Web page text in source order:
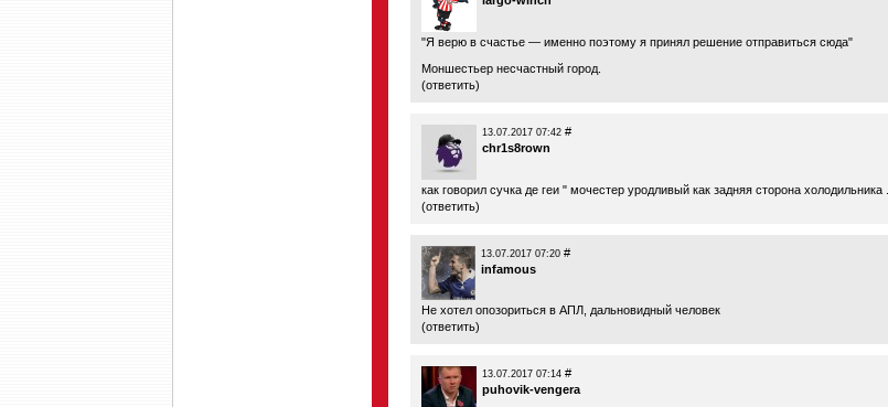
"Я верю в счастье — именно поэтому я принял решение отправиться сюда"
Моншестьер несчастный город.
(ответить)
13.07.2017 07:42 #
chr1s8rown
как говорил сучка де геи " мочестер уродливый как задняя сторона холодильника .
(ответить)
13.07.2017 07:20 #
infamous
Не хотел опозориться в АПЛ, дальновидный человек
(ответить)
13.07.2017 07:14 #
puhovik-vengera